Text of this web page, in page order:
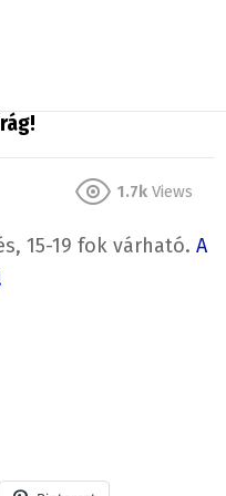
1.7k Views
15-19 fok várható. A